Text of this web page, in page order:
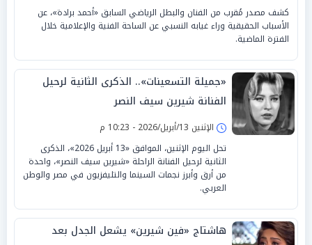
كشف مصدر مُقرب من الفنان والبطل الرياضي السابق «أحمد برادة»، عن
الأسباب الحقيقية وراء غيابه النسبي عن الساحة الفنية والإعلامية خلال
الفترة الماضية.
«جميلة التسعينات».. الذكرى الثانية لرحيل
الفنانة شيرين سيف النصر
الإثنين 13/أبريل/2026 - 10:23 م
تحل اليوم الإثنين، الموافق «13 أبريل 2026»، الذكرى
الثانية لرحيل الفنانة الراحلة «شيرين سيف النصر»، واحدة
من أرق وأبرز نجمات السينما والتليفزيون في مصر والوطن
العربي.
هاشتاج «فين شيرين» يشعل الجدل بعد